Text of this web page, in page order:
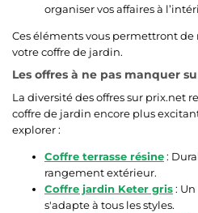
organiser vos affaires à
Ces éléments vous permettront
votre coffre de jardin.
Les offres à ne pas manquer
La diversité des offres sur prix.net
coffre de jardin encore plus
explorer :
Coffre terrasse résine:
rangement extérieur.
Coffre jardin Keter gris:
s'adapte à tous les styles.